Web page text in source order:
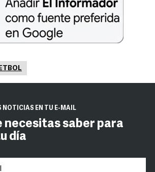
NOTICIAS EN TU E-MAIL
necesitas saber para
día